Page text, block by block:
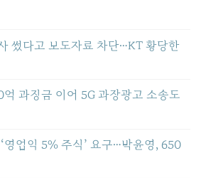
썼다고 보도자료 차단…KT 황당한
과징금 이어 5G 과장광고 소송도
영업익 5% 주식’ 요구…박윤영, 650